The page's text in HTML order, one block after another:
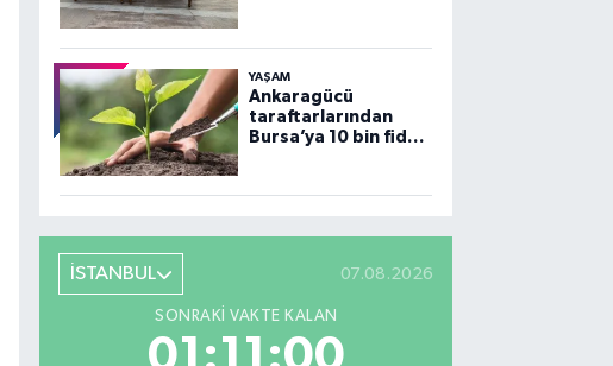
açıklama
YAŞAM
Ankaragücü
taraftarlarından
Bursa’ya 10 bin fidan
İSTANBUL 07.08.2026
SONRAKI VAKTE KALAN